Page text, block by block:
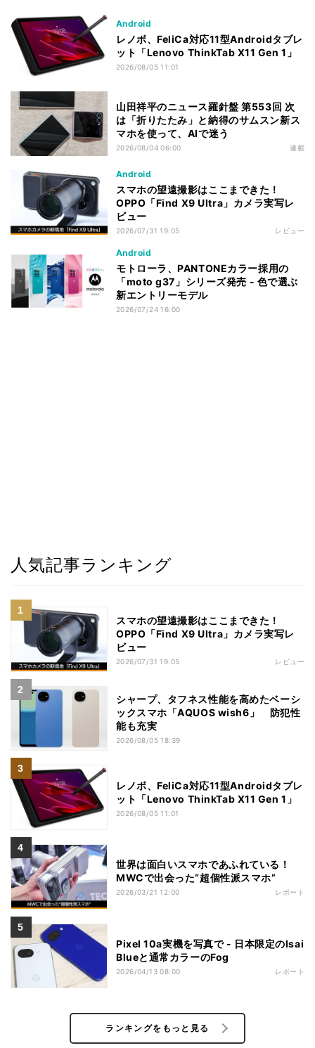
Android
レノボ、FeliCa対応11型Androidタブレ
ット「Lenovo ThinkTab X11 Gen 1」
2026/08/05 11:01
山田祥平のニュース羅針盤 第553回 次
は「折りたたみ」と納得のサムスン新ス
マホを使って、AIで迷う
2026/08/04 06:00 連載
Android
スマホの望遠撮影はここまできた！
OPPO「Find X9 Ultra」カメラ実写レ
ビュー
2026/07/31 19:05 レビュー
Android
モトローラ、PANTONEカラー採用の
「moto g37」シリーズ発売 - 色で選ぶ
新エントリーモデル
2026/07/24 16:00
人気記事ランキング
スマホの望遠撮影はここまできた！
OPPO「Find X9 Ultra」カメラ実写レ
ビュー
2026/07/31 19:05 レビュー
シャープ、タフネス性能を高めたベーシ
ックスマホ「AQUOS wish6」 防犯性
能も充実
2026/08/05 18:39
レノボ、FeliCa対応11型Androidタブレ
ット「Lenovo ThinkTab X11 Gen 1」
2026/08/05 11:01
世界は面白いスマホであふれている！
MWCで出会った“超個性派スマホ”
2026/03/21 12:00 レポート
Pixel 10a実機を写真で - 日本限定のIsai
Blueと通常カラーのFog
2026/04/13 08:00 レポート
ランキングをもっと見る